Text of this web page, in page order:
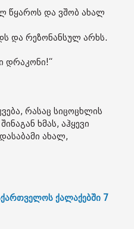
წყაროს და ვშობ ახალ
და რეზონანსულ არხს.
დრაკონი!“
რასაც სიცოცხლის
ხმას, აჰყევი
ახალ,
ქალაქებში 7